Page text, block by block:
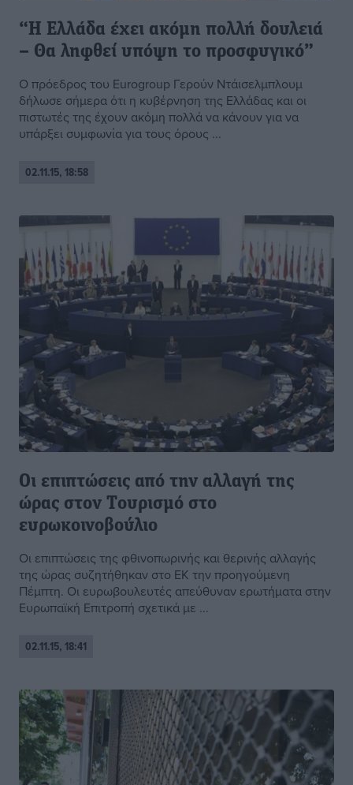
“Η Ελλάδα έχει ακόμη πολλή δουλειά
– Θα ληφθεί υπόψη το προσφυγικό”
Ο πρόεδρος του Eurogroup Γερούν Ντάισελμπλουμ
δήλωσε σήμερα ότι η κυβέρνηση της Ελλάδας και οι
πιστωτές της έχουν ακόμη πολλά να κάνουν για να
υπάρξει συμφωνία για τους όρους ...
02.11.15, 18:58
Οι επιπτώσεις από την αλλαγή της
ώρας στον Tουρισμό στο
ευρωκοινοβούλιο
Οι επιπτώσεις της φθινοπωρινής και θερινής αλλαγής
της ώρας συζητήθηκαν στο ΕΚ την προηγούμενη
Πέμπτη. Οι ευρωβουλευτές απεύθυναν ερωτήματα στην
Ευρωπαϊκή Επιτροπή σχετικά με ...
02.11.15, 18:41